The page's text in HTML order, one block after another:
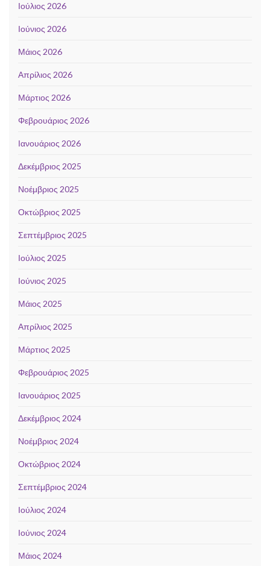
Ιούλιος 2026
Ιούνιος 2026
Μάιος 2026
Απρίλιος 2026
Μάρτιος 2026
Φεβρουάριος 2026
Ιανουάριος 2026
Δεκέμβριος 2025
Νοέμβριος 2025
Οκτώβριος 2025
Σεπτέμβριος 2025
Ιούλιος 2025
Ιούνιος 2025
Μάιος 2025
Απρίλιος 2025
Μάρτιος 2025
Φεβρουάριος 2025
Ιανουάριος 2025
Δεκέμβριος 2024
Νοέμβριος 2024
Οκτώβριος 2024
Σεπτέμβριος 2024
Ιούλιος 2024
Ιούνιος 2024
Μάιος 2024